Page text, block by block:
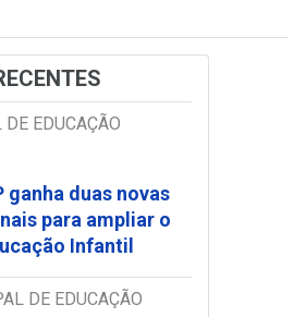
EDUCAÇÃO
ganha duas novas
para ampliar o
Infantil
DE EDUCAÇÃO